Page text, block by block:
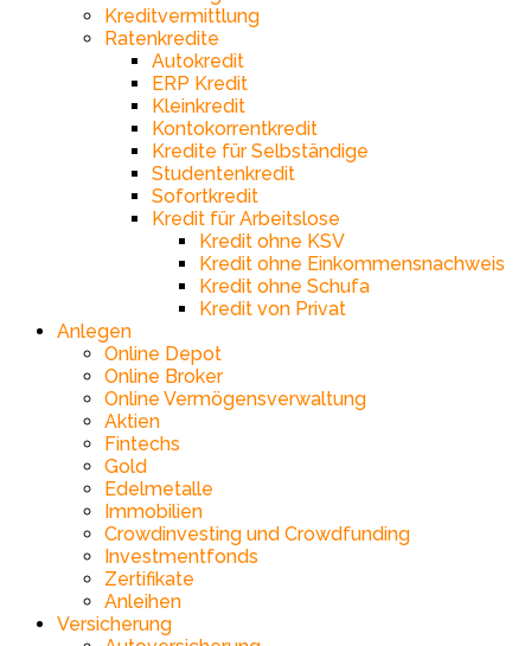
Kreditvermittlung
Ratenkredite
Autokredit
ERP Kredit
Kleinkredit
Kontokorrentkredit
Kredite für Selbständige
Studentenkredit
Sofortkredit
Kredit für Arbeitslose
Kredit ohne KSV
Kredit ohne Einkommensnachweis
Kredit ohne Schufa
Kredit von Privat
Anlegen
Online Depot
Online Broker
Online Vermögensverwaltung
Aktien
Fintechs
Gold
Edelmetalle
Immobilien
Crowdinvesting und Crowdfunding
Investmentfonds
Zertifikate
Anleihen
Versicherung